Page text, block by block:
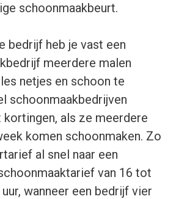
schoonmaakbeurt.
bedrijf heb je vast een
meerdere malen
netjes en schoon te
schoonmaakbedrijven
als ze meerdere
komen schoonmaken. Zo
al snel naar een
van 16 tot
wanneer een bedrijf vier